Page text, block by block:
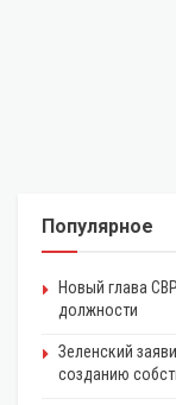
Популярное
Новый глава
должности
Зеленский
созданию